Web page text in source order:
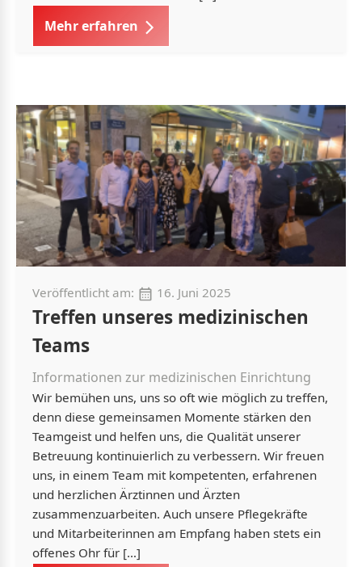
Mehr erfahren
Veröffentlicht am: 16. Juni 2025
Treffen unseres medizinischen
Teams
Informationen zur medizinischen Einrichtung
Wir bemühen uns, uns so oft wie möglich zu treffen,
denn diese gemeinsamen Momente stärken den
Teamgeist und helfen uns, die Qualität unserer
Betreuung kontinuierlich zu verbessern. Wir freuen
uns, in einem Team mit kompetenten, erfahrenen
und herzlichen Ärztinnen und Ärzten
zusammenzuarbeiten. Auch unsere Pflegekräfte
und Mitarbeiterinnen am Empfang haben stets ein
offenes Ohr für […]